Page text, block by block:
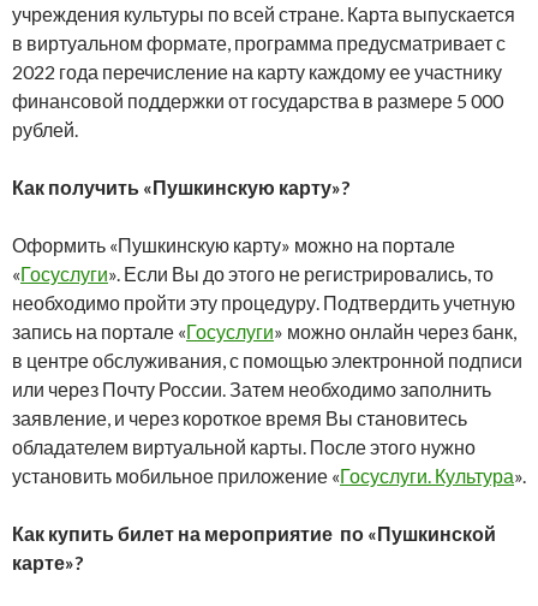
учреждения культуры по всей стране. Карта выпускается
в виртуальном формате, программа предусматривает с
2022 года перечисление на карту каждому ее участнику
финансовой поддержки от государства в размере 5 000
рублей.
Как получить «Пушкинскую карту»?
Оформить «Пушкинскую карту» можно на портале
«Госуслуги». Если Вы до этого не регистрировались, то
необходимо пройти эту процедуру. Подтвердить учетную
запись на портале «Госуслуги» можно онлайн через банк,
в центре обслуживания, с помощью электронной подписи
или через Почту России. Затем необходимо заполнить
заявление, и через короткое время Вы становитесь
обладателем виртуальной карты. После этого нужно
установить мобильное приложение «Госуслуги. Культура».
Как купить билет на мероприятие по «Пушкинской
карте»?